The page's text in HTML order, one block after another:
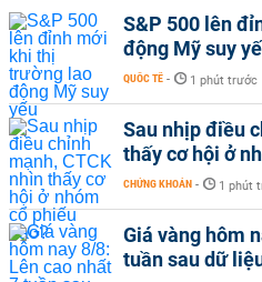
S&P 500 lên
động Mỹ suy
QUỐC TẾ - 1 phút trước
Sau nhịp điều
thấy cơ hội ở
CHỨNG KHOÁN - 1 phút
Giá vàng hôm
tuần sau dữ